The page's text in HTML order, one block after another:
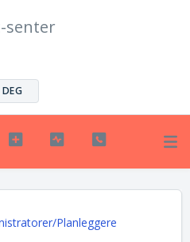
senter
DEG
Planleggere